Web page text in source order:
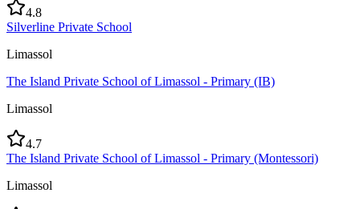
4.8
Silverline Private School
Limassol
The Island Private School of Limassol - Primary (IB)
Limassol
4.7
The Island Private School of Limassol - Primary (Montessori)
Limassol